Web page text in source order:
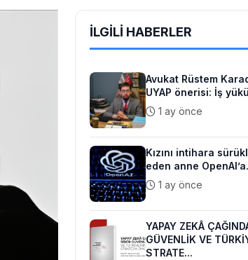
İLGİLİ HABERLER
Avukat Rüstem
UYAP önerisi: İş
1 ay önce
Kızını intihara
eden anne
1 ay önce
YAPAY ZEKÂ
GÜVENLİK VE
STRATE...